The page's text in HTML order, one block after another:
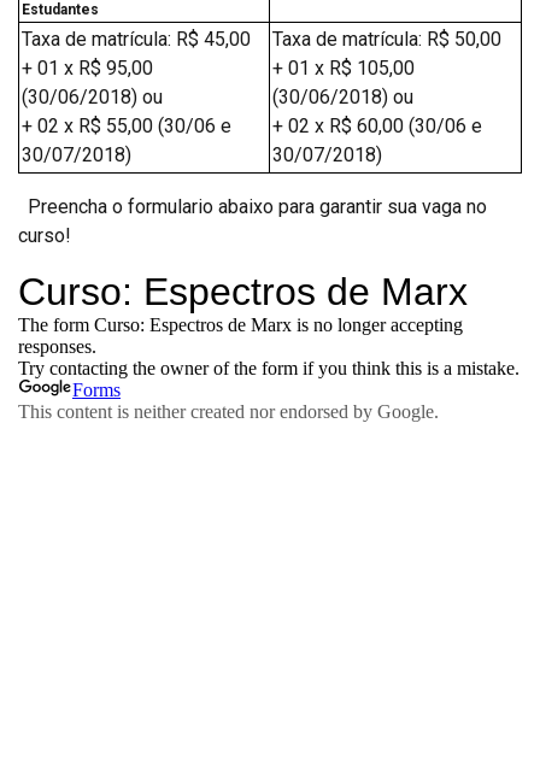
Estudantes
Taxa de matrícula: R$ 45,00
+ 01 x R$ 95,00
(30/06/2018) ou
+ 02 x R$ 55,00 (30/06 e
30/07/2018)
Taxa de matrícula: R$ 50,00
+ 01 x R$ 105,00
(30/06/2018) ou
+ 02 x R$ 60,00 (30/06 e
30/07/2018)
Preencha o formulario abaixo para garantir sua vaga no
curso!